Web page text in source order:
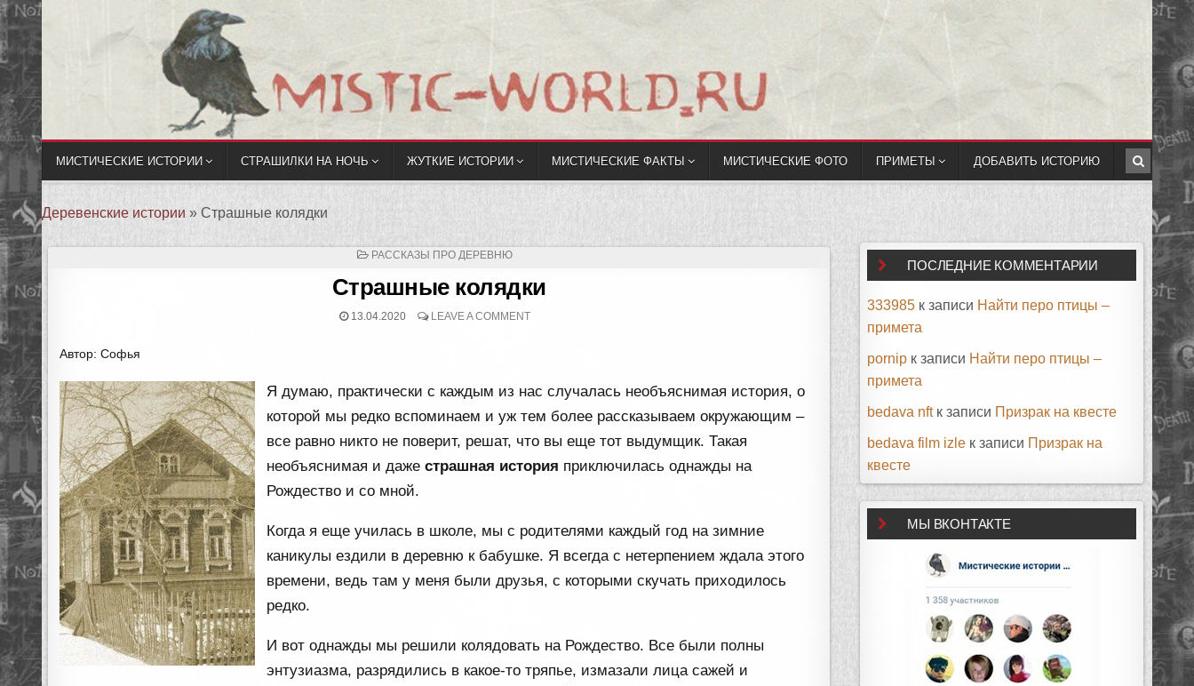
МИСТИЧЕСКИЕ ИСТОРИИ СТРАШИЛКИ НА НОЧЬ ЖУТКИЕ ИСТОРИИ МИСТИЧЕСКИЕ ФАКТЫ МИСТИЧЕСКИЕ ФОТО ПРИМЕТЫ ДОБАВИТЬ ИСТОРИЮ
Деревенские истории » Страшные колядки
ОПУБЛИКОВАНО
РАССКАЗЫ ПРО ДЕРЕВНЮ
Страшные колядки
13.04.2020 LEAVE A COMMENT
Автор: Софья
Я думаю, практически с каждым из нас случалась необъяснимая история, о
которой мы редко вспоминаем и уж тем более рассказываем окружающим –
все равно никто не поверит, решат, что вы еще тот выдумщик. Такая
необъяснимая и дажестрашная история приключилась однажды на
Рождество и со мной.
Когда я еще училась в школе, мы с родителями каждый год на зимние
каникулы ездили в деревню к бабушке. Я всегда с нетерпением ждала этого
времени, ведь там у меня были друзья, с которыми скучать приходилось
редко.
И вот однажды мы решили колядовать на Рождество. Все были полны
энтузиазма, разрядились в какое-то тряпье, измазали лица сажей и
ПОСЛЕДНИЕ КОММЕНТАРИИ
333985 к записи Найти перо птицы –
примета
pornip к записи Найти перо птицы –
примета
bedava nftк записи Призрак на квесте
bedava film izle к записи Призрак на
квесте
МЫ ВКОНТАКТЕ